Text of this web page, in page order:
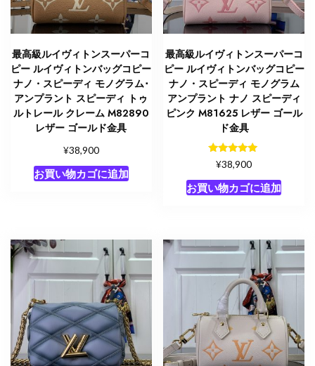
し
た
グ
レ
イ
ン
レ
具
個
最高級ルイヴィトンスーパーコ
ピー ルイヴィトンバッグコピー
ナノ・スピーディ モノグラム･
アンプラント スピーディ トゥ
ルトレール クレーム M82890
レザー ゴールド金具
¥38,900
お買い物カゴに追加
最高級ルイヴィトンスーパーコ
ピー ルイヴィトンバッグコピー
ナノ・スピーディ モノグラム
アンプラント ナノ スピーディ
ピンク M81625 レザー ゴール
ド金具
5段階中
5.00
の評価
¥38,900
お買い物カゴに追加